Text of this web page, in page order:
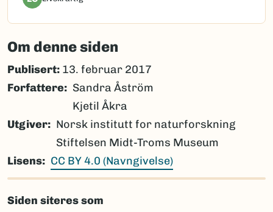
Om denne siden
Publisert: 13. februar 2017
Forfattere
Sandra Åström
Kjetil Åkra
Utgiver
Norsk institutt for naturforskning
Stiftelsen Midt-Troms Museum
Lisens
CC BY 4.0 (Navngivelse)
Siden siteres som